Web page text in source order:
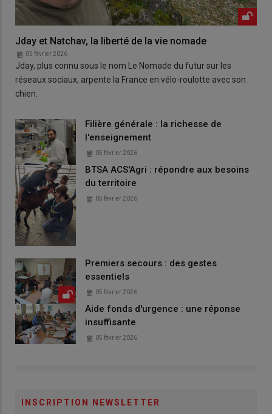
Jday et Natchav, la liberté de la vie nomade
05 février 2026
Jday, plus connu sous le nom Le Nomade du futur sur les
réseaux sociaux, arpente la France en vélo-roulotte avec son
chien.
Filière générale : la richesse de
l'enseignement
05 février 2026
BTSA ACS'Agri : répondre aux besoins
du territoire
05 février 2026
Premiers secours : des gestes
essentiels
05 février 2026
Aide fonds d'urgence : une réponse
insuffisante
05 février 2026
INSCRIPTION NEWSLETTER